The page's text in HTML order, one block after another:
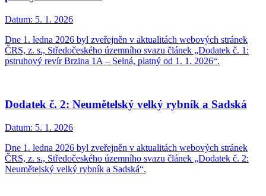
Datum: 5. 1. 2026
Dne 1. ledna 2026 byl zveřejněn v aktualitách webových stránek
ČRS, z. s., Středočeského územního svazu článek „Dodatek č. 1:
pstruhový revír Brzina 1A – Selná, platný od 1. 1. 2026“.
Dodatek č. 2: Neumětelský velký rybník a Sadská
Datum: 5. 1. 2026
Dne 1. ledna 2026 byl zveřejněn v aktualitách webových stránek
ČRS, z. s., Středočeského územního svazu článek „Dodatek č. 2:
Neumětelský velký rybník a Sadská“.